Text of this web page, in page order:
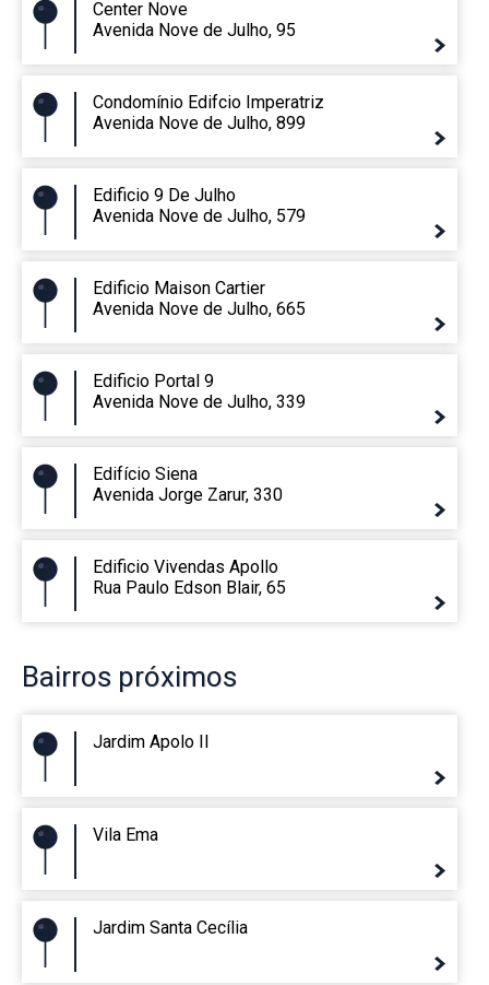
Center Nove
Avenida Nove de Julho, 95
Condomínio Edifcio Imperatriz
Avenida Nove de Julho, 899
Edificio 9 De Julho
Avenida Nove de Julho, 579
Edificio Maison Cartier
Avenida Nove de Julho, 665
Edificio Portal 9
Avenida Nove de Julho, 339
Edifício Siena
Avenida Jorge Zarur, 330
Edificio Vivendas Apollo
Rua Paulo Edson Blair, 65
Bairros próximos
Jardim Apolo II
Vila Ema
Jardim Santa Cecília